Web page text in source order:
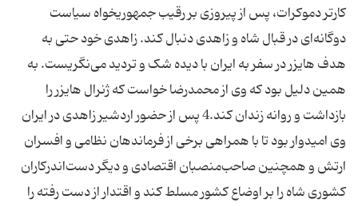
کارتر دموکرات، پس از پیروزی بر رقیب جمهوریخواه سیاست
دوگانه‌ای در قبال شاه و زاهدی دنبال ‌کند. زاهدی خود حتی به
هدف هایزر در سفر به ایران با دیده شک و تردید می‌نگریست. به
همین دلیل بود که وی از محمدرضا خواست که ژنرال هایزر را
بازداشت و روانه زندان کند.4 پس از حضور اردشیر زاهدی در ایران
وی امیدوار بود تا با همراهی برخی از فرماندهان نظامی و افسران
ارتش و همچنین صاحب‌منصبان اقتصادی و دیگر دست‌اندرکاران
کشوری شاه را بر اوضاع کشور مسلط کند و اقتدار از دست رفته را